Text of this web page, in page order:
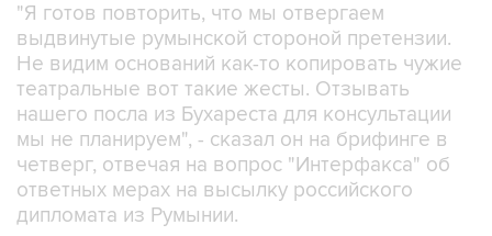
"Я готов повторить, что мы отвергаем
выдвинутые румынской стороной претензии.
Не видим оснований как-то копировать чужие
театральные вот такие жесты. Отзывать
нашего посла из Бухареста для консультации
мы не планируем", - сказал он на брифинге в
четверг, отвечая на вопрос "Интерфакса" об
ответных мерах на высылку российского
дипломата из Румынии.